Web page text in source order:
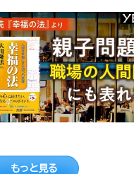
もっと見る